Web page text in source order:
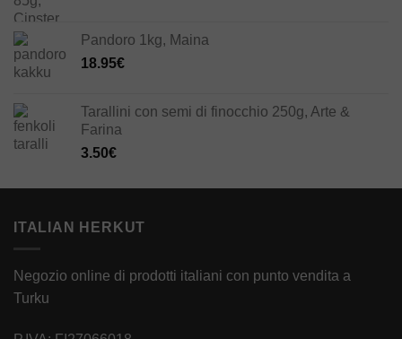
Pandoro 1kg, Maina
18.95€
Tarallini con semi di finocchio 250g, Arte &
Farina
3.50€
ITALIAN HERKUT
Negozio online di prodotti italiani con punto vendita a
Turku